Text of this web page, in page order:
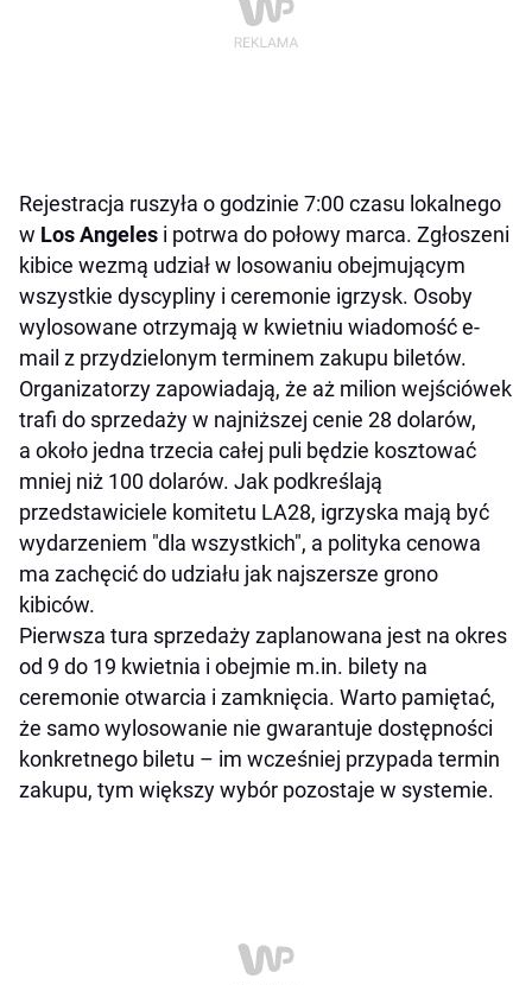
Rejestracja ruszyła o godzinie 7:00 czasu lokalnego
w Los Angeles i potrwa do połowy marca. Zgłoszeni
kibice wezmą udział w losowaniu obejmującym
wszystkie dyscypliny i ceremonie igrzysk. Osoby
wylosowane otrzymają w kwietniu wiadomość e-
mail z przydzielonym terminem zakupu biletów.
Organizatorzy zapowiadają, że aż milion wejściówek
trafi do sprzedaży w najniższej cenie 28 dolarów,
a około jedna trzecia całej puli będzie kosztować
mniej niż 100 dolarów. Jak podkreślają
przedstawiciele komitetu LA28, igrzyska mają być
wydarzeniem "dla wszystkich", a polityka cenowa
ma zachęcić do udziału jak najszersze grono
kibiców.
Pierwsza tura sprzedaży zaplanowana jest na okres
od 9 do 19 kwietnia i obejmie m.in. bilety na
ceremonie otwarcia i zamknięcia. Warto pamiętać,
że samo wylosowanie nie gwarantuje dostępności
konkretnego biletu – im wcześniej przypada termin
zakupu, tym większy wybór pozostaje w systemie.